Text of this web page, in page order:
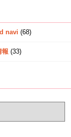
navi (68)
報 (33)